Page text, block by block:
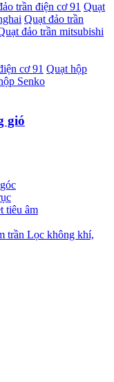
trần điện cơ 91 Quạt
Quạt đảo trần
đảo trần mitsubishi
cơ 91 Quạt hộp
Senko
gió
tiêu âm
trần Lọc không khí,